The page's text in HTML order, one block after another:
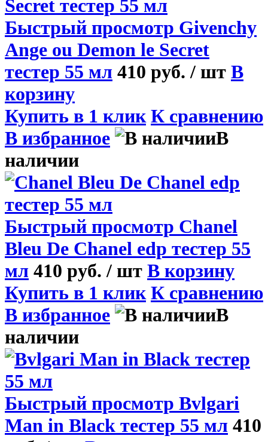
Быстрый просмотр Givenchy
Ange ou Demon le Secret
тестер 55 мл 410 руб./ шт В
корзину
Купить в 1 клик К сравнению
В избранное
В
наличии
Быстрый просмотр Chanel
Bleu De Chanel edp тестер 55
мл 410 руб./ шт В корзину
Купить в 1 клик К сравнению
В избранное
В
наличии
Быстрый просмотр Bvlgari
Man in Black тестер 55 мл 410